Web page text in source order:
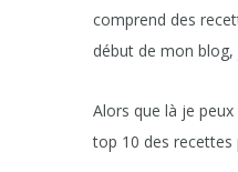
comprend des
début de mon
Alors que là je
top 10 des recettes